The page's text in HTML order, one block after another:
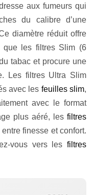
aux fumeurs qui
du calibre d’une
diamètre réduit offre
que les filtres Slim (6
tabac et procure une
Les filtres Ultra Slim
avec les feuilles slim,
avec le format
plus aéré, les filtres
finesse et confort.
vous vers les filtres